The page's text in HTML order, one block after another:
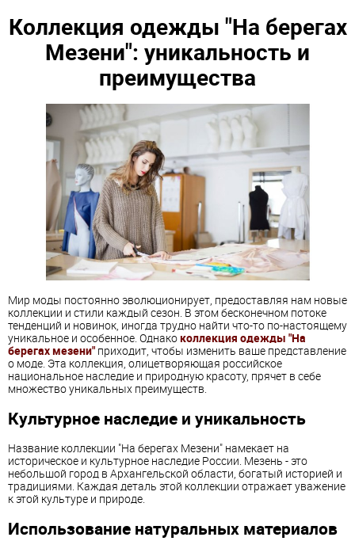
Коллекция одежды "На берегах
Мезени": уникальность и
преимущества
Мир моды постоянно эволюционирует, предоставляя нам новые
коллекции и стили каждый сезон. В этом бесконечном потоке
тенденций и новинок, иногда трудно найти что-то по-настоящему
уникальное и особенное. Однакоколлекция одежды "На
берегах мезени" приходит, чтобы изменить ваше представление
о моде. Эта коллекция, олицетворяющая российское
национальное наследие и природную красоту, прячет в себе
множество уникальных преимуществ.
Культурное наследие и уникальность
Название коллекции "На берегах Мезени" намекает на
историческое и культурное наследие России. Мезень - это
небольшой город в Архангельской области, богатый историей и
традициями. Каждая деталь этой коллекции отражает уважение
к этой культуре и природе.
Использование натуральных материалов